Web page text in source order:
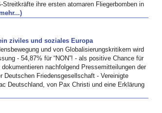
ihre ersten atomaren Fliegerbomben in
ziviles und soziales Europa
und von Globalisierungskritikern wird
- 54,87% für “NON”! - als positive Chance für
nachfolgend Pressemitteilungen der
Deutschen Friedensgesellschaft - Vereinigte
Deutschland, von Pax Christi und eine Erklärung